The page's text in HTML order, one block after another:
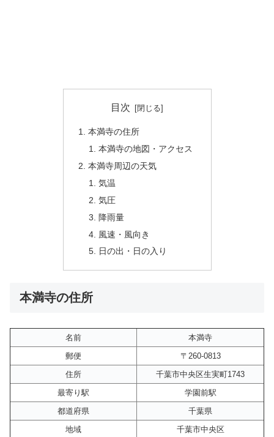
目次
本満寺の住所
本満寺の地図・アクセス
本満寺周辺の天気
気温
気圧
降雨量
風速・風向き
日の出・日の入り
本満寺の住所
名前
本満寺
郵便
〒260-0813
住所
千葉市中央区生実町1743
最寄り駅
学園前駅
都道府県
千葉県
地域
千葉市中央区